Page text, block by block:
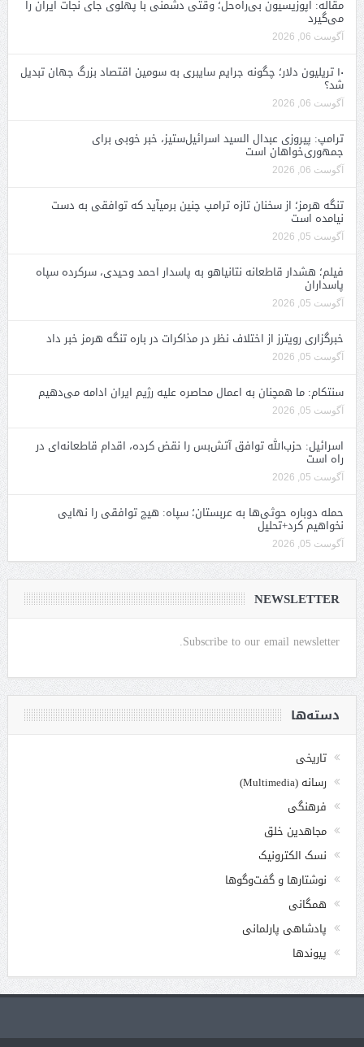
مقاله: اپوزیسیون بی‌راه‌حل؛ وقتی دشمنی با پهلوی جای نجات ایران را
می‌گیرد
آگوست 06, 2026
۱۰ تریلیون دلار؛ چگونه جرایم سایبری به سومین اقتصاد بزرگ جهان تبدیل
شد؟
آگوست 06, 2026
ترامپ: پیروزی عبدال السید اسرائیل‌ستیز، خبر خوبی برای
جمهوری‌خواهان است
آگوست 06, 2026
تنگه هرمز؛ از سخنان تازه ترامپ چنین برمیآید که توافقی به دست
نیامده است
آگوست 05, 2026
فیلم؛ هشدار قاطعانه نتانیاهو به پاسدار احمد وحیدی، سرکرده سپاه
پاسداران
آگوست 05, 2026
خبرگزاری رویترز از اختلاف نظر در مذاکرات در باره تنگه هرمز خبر داد
آگوست 05, 2026
سنتکام: ما همچنان به اعمال محاصره علیه رژیم ایران ادامه می‌دهیم
آگوست 05, 2026
اسرائیل: حزب‌الله توافق آتش‌بس را نقض کرده، اقدام قاطعانه‌ای در
راه است
آگوست 05, 2026
حمله دوباره حوثی‌ها به عربستان؛ سپاه: هیچ توافقی را نهایی
نخواهیم کرد+تحلیل
آگوست 05, 2026
NEWSLETTER
Subscribe to our email newsletter.
دسته‌ها
تاریخی
رسانه (Multimedia)
فرهنگی
مجاهدین خلق
نسک الکترونیک
نوشتارها و گفت‌وگوها
همگانی
پادشاهی پارلمانی
پیوندها